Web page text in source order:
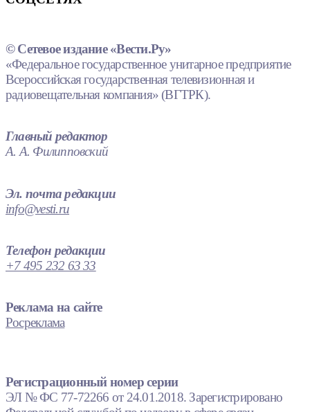
© Сетевое издание «Вести.Ру»
«Федеральное государственное унитарное предприятие
Всероссийская государственная телевизионная и
радиовещательная компания» (ВГТРК).
Главный редактор
А. А. Филипповский
Эл. почта редакции
info@vesti.ru
Телефон редакции
+7 495 232 63 33
Реклама на сайте
Росреклама
Регистрационный номер серии
ЭЛ № ФС 77-72266 от 24.01.2018. Зарегистрировано